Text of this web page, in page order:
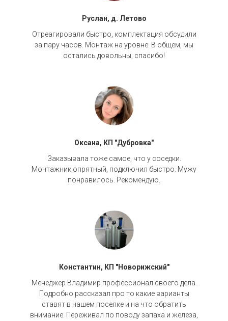
Руслан, д. Летово
Отреагировали быстро, комплектация обсудили
за пару часов. Монтаж на уровне. В общем, мы
остались довольны, спасибо!
Оксана, КП "Дубровка"
Заказывала тоже самое, что у соседки.
Монтажник опрятный, подключил быстро. Мужу
понравилось. Рекомендую.
Константин, КП "Новорижский"
Менеджер Владимир профессионал своего дела.
Подробно рассказал про то какие варианты
ставят в нашем поселке и на что обратить
внимание. Переживал по поводу запаха и железа,